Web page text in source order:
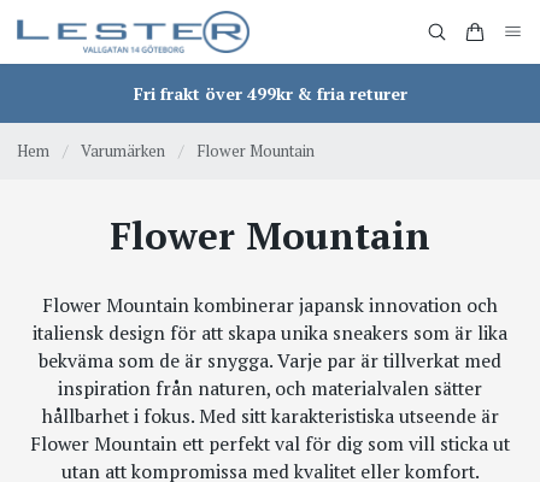
Fri frakt över 499kr & fria returer
Hem / Varumärken / Flower Mountain
Flower Mountain
Flower Mountain kombinerar japansk innovation och
italiensk design för att skapa unika sneakers som är lika
bekväma som de är snygga. Varje par är tillverkat med
inspiration från naturen, och materialvalen sätter
hållbarhet i fokus. Med sitt karakteristiska utseende är
Flower Mountain ett perfekt val för dig som vill sticka ut
utan att kompromissa med kvalitet eller komfort.